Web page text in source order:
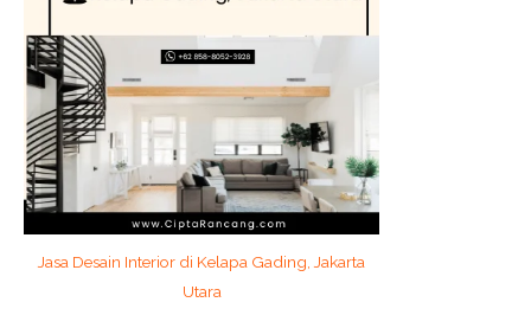
Jasa Desain Interior di Kelapa Gading, Jakarta
Utara